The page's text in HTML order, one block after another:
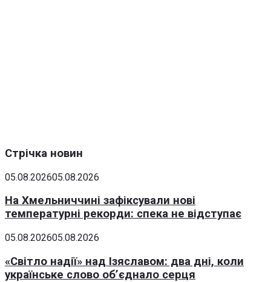
Стрічка новин
05.08.202605.08.2026
На Хмельниччині зафіксували нові
температурні рекорди: спека не відступає
05.08.202605.08.2026
«Світло надії» над Ізяславом: два дні, коли
українське слово об’єднало серця